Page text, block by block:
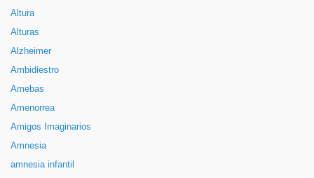
Altura
Alturas
Alzheimer
Ambidiestro
Amebas
Amenorrea
Amigos Imaginarios
Amnesia
amnesia infantil